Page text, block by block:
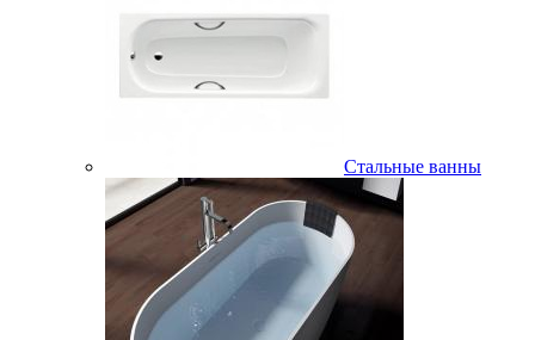
Стальные ванны